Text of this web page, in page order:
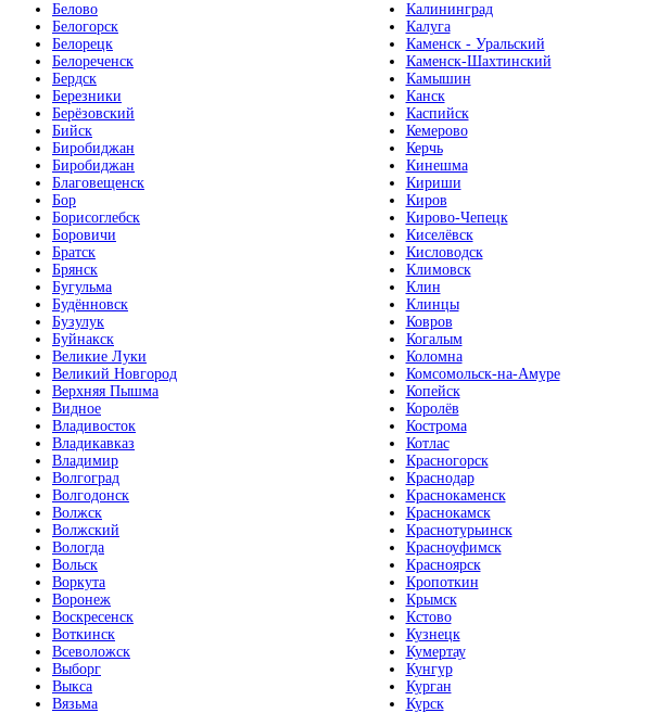
Белово
Белогорск
Белорецк
Белореченск
Бердск
Березники
Берёзовский
Бийск
Биробиджан
Биробиджан
Благовещенск
Бор
Борисоглебск
Боровичи
Братск
Брянск
Бугульма
Будённовск
Бузулук
Буйнакск
Великие Луки
Великий Новгород
Верхняя Пышма
Видное
Владивосток
Владикавказ
Владимир
Волгоград
Волгодонск
Волжск
Волжский
Вологда
Вольск
Воркута
Воронеж
Воскресенск
Воткинск
Всеволожск
Выборг
Выкса
Вязьма
Калининград
Калуга
Каменск - Уральский
Каменск-Шахтинский
Камышин
Канск
Каспийск
Кемерово
Керчь
Кинешма
Кириши
Киров
Кирово-Чепецк
Киселёвск
Кисловодск
Климовск
Клин
Клинцы
Ковров
Когалым
Коломна
Комсомольск-на-Амуре
Копейск
Королёв
Кострома
Котлас
Красногорск
Краснодар
Краснокаменск
Краснокамск
Краснотурьинск
Красноуфимск
Красноярск
Кропоткин
Крымск
Кстово
Кузнецк
Кумертау
Кунгур
Курган
Курск